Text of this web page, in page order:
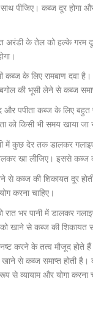
पीजिए। कब्ज दूर होगा
अरंडी के तेल को हल्के गरम
कब्ज के लिए रामबाण दवा है।
की भूसी लेने से कब्ज
पपीता कब्‍ज के लिए बहुत
को किसी भी समय खाया जा
में कुछ देर तक डालकर
खा लीजिए। इससे कब्ज
से कब्‍ज की शिकायत दूर
करना चाहिए।
भर पानी में डालकर
खाने से कब्‍ज की शिकायत
करने के तत्‍व मौजूद होते
से कब्ज समाप्त होती
से व्यायाम और योगा करना